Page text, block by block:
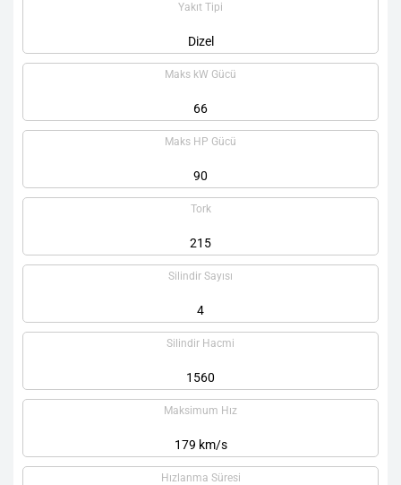
Yakıt Tipi
Dizel
Maks kW Gücü
66
Maks HP Gücü
90
Tork
215
Silindir Sayısı
4
Silindir Hacmi
1560
Maksimum Hız
179 km/s
Hızlanma Süresi